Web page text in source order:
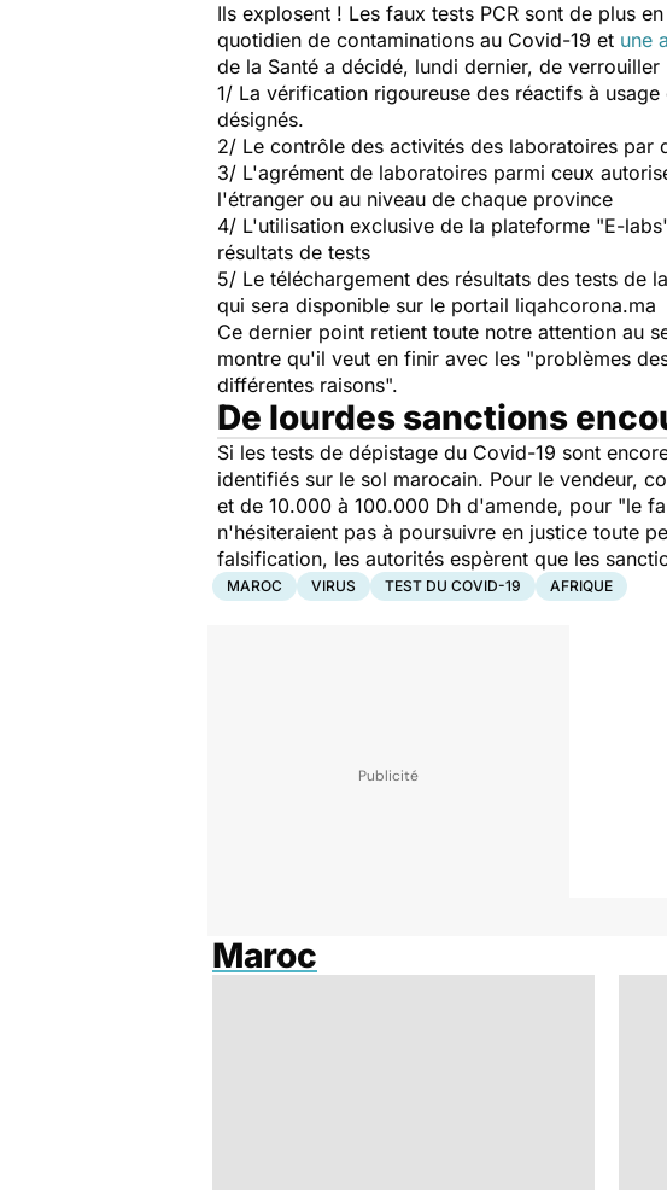
Ils explosent ! Les faux tests PCR sont de plus
quotidien de contaminations au Covid-19 et une
de la Santé a décidé, lundi dernier, de
1/ La vérification rigoureuse des réactifs à
désignés.
2/ Le contrôle des activités des laboratoires par
3/ L'agrément de laboratoires parmi ceux
l'étranger ou au niveau de chaque province
4/ L'utilisation exclusive de la plateforme "E-
résultats de tests
5/ Le téléchargement des résultats des tests de
qui sera disponible sur le portail liqahcorona.ma
Ce dernier point retient toute notre attention au
montre qu'il veut en finir avec les "problèmes
différentes raisons".
De lourdes sanctions
Si les tests de dépistage du Covid-19 sont
identifiés sur le sol marocain. Pour le vendeur,
et de 10.000 à 100.000 Dh d'amende, pour "le
n'hésiteraient pas à poursuivre en justice toute
falsification, les autorités espèrent que les
MAROC VIRUS TEST DU COVID-19 AFRIQUE
Maroc